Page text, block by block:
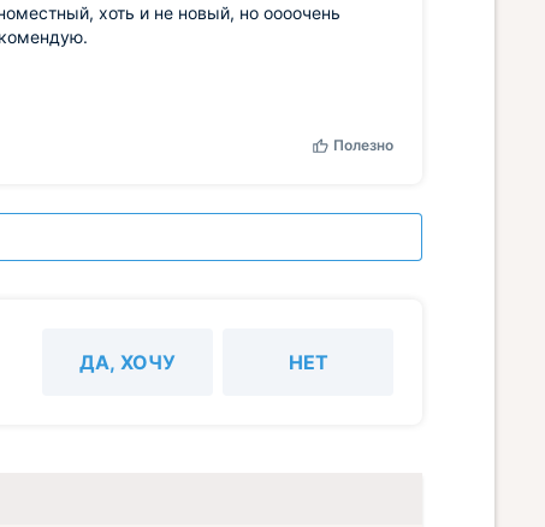
хоть и не новый, но оооочень
Полезно
ДА, ХОЧУ НЕТ